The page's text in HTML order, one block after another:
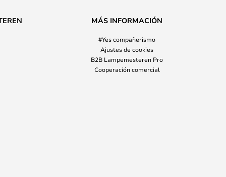
MÁS INFORMACIÓN
#Yes compañerismo
Ajustes de cookies
B2B Lampemesteren Pro
Cooperación comercial